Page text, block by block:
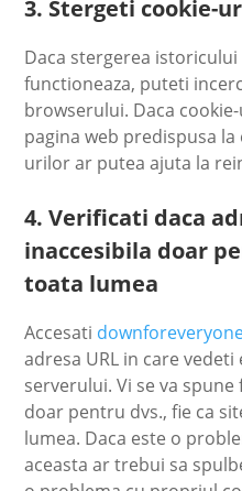
3. Stergeti cookie-
Daca stergerea
functioneaza, puteti
browserului. Daca
pagina web predispusa
urilor ar putea ajuta la
4. Verificati daca
inaccesibila doar
toata lumea
Accesati
adresa URL in care
serverului. Vi se va
doar pentru dvs., fie ca
lumea. Daca este o
aceasta ar trebui sa